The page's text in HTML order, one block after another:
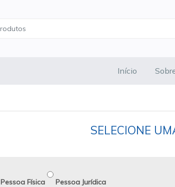
Início
SELECIONE
Pessoa Física Pessoa Jurídica